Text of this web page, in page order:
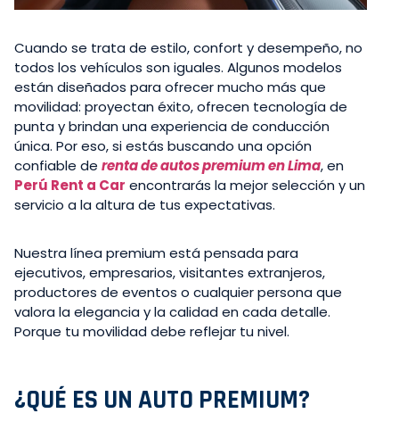
Cuando se trata de estilo, confort y desempeño, no
todos los vehículos son iguales. Algunos modelos
están diseñados para ofrecer mucho más que
movilidad: proyectan éxito, ofrecen tecnología de
punta y brindan una experiencia de conducción
única. Por eso, si estás buscando una opción
confiable de renta de autos premium en Lima, en
Perú Rent a Car encontrarás la mejor selección y un
servicio a la altura de tus expectativas.
Nuestra línea premium está pensada para
ejecutivos, empresarios, visitantes extranjeros,
productores de eventos o cualquier persona que
valora la elegancia y la calidad en cada detalle.
Porque tu movilidad debe reflejar tu nivel.
¿QUÉ ES UN AUTO PREMIUM?